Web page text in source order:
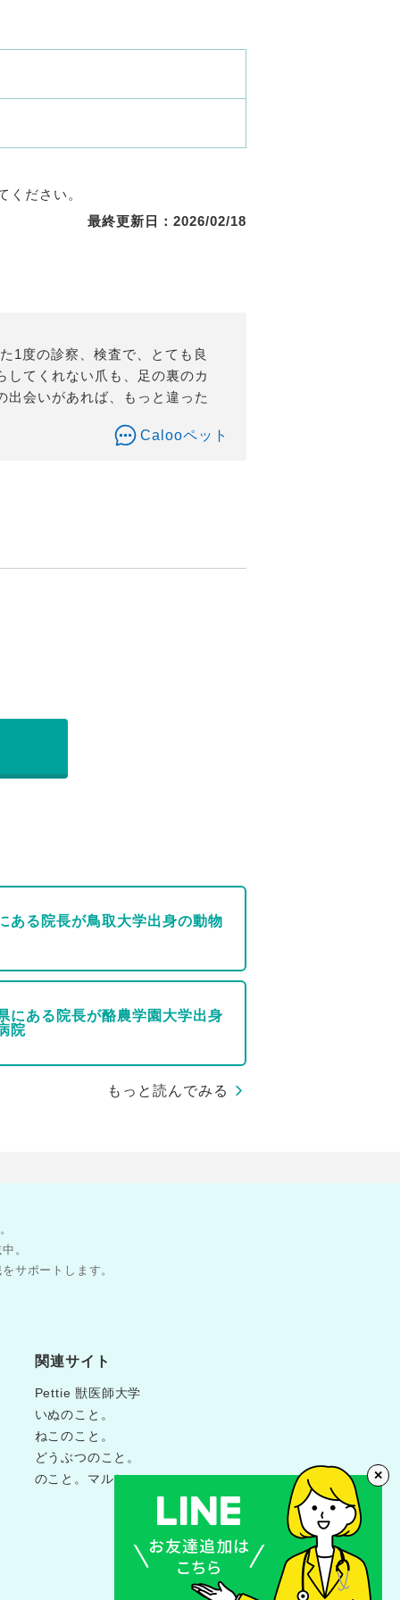
ださい。
最終更新日：2026/02/18
1度の診察、検査で、とても良
してくれない爪も、足の裏のカ
出会いがあれば、もっと違った
Calooペット
ある院長が鳥取大学出身の動物
にある院長が酪農学園大学出身
院
もっと読んでみる
。
サポートします。
関連サイト
Pettie 獣医師大学
いぬのこと。
ねこのこと。
どうぶつのこと。
のこと。マルシェ
✕